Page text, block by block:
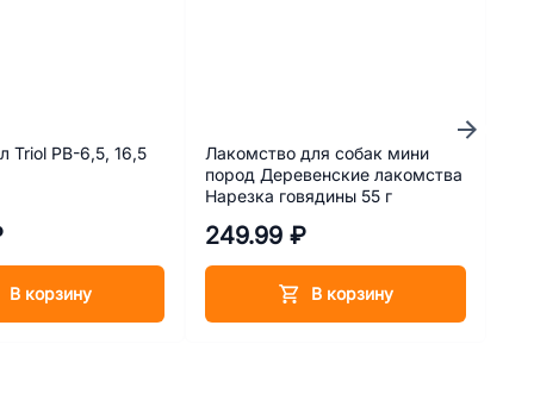
Triol PB-6,5, 16,5
В корзину
Лакомство для собак мини
пород Деревенские лакомства
Нарезка говядины 55 г
249.99 ₽
В корзину